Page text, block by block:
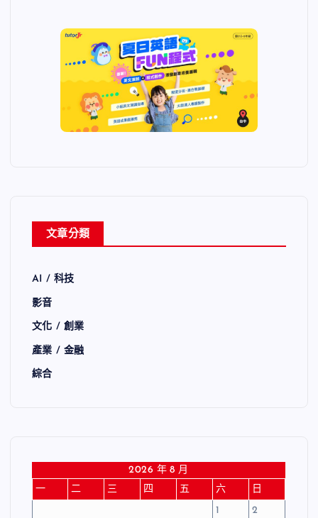
文章分類
AI / 科技
影音
文化 / 創業
產業 / 金融
綜合
2026 年 8 月
一
二 三 四 五 六
日
1
2